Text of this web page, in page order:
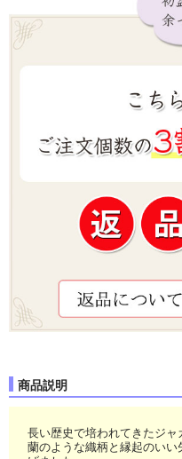
商品説明
長い歴史で培われてきたジ
蘭のような織柄と縁起のい